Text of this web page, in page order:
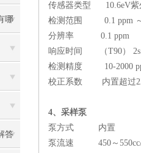
哪
答
传感器类型 10.6eV紫
检测范围 0.1 ppm ～
分辨率 0.1 ppm
响应时间 （T90） 2s
检测精度 10-2000
校正系数 内置超过
4、采样泵
泵方式 内置
泵流速 450～550cc/